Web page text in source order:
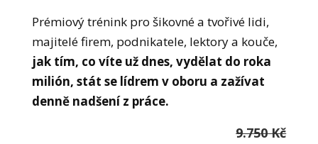
Prémiový trénink pro šikovné a tvořivé lidi,
majitelé firem, podnikatele, lektory a kouče,
jak tím, co víte už dnes, vydělat do roka
milión, stát se lídrem v oboru a zažívat
denně nadšení z práce.
9.750 Kč